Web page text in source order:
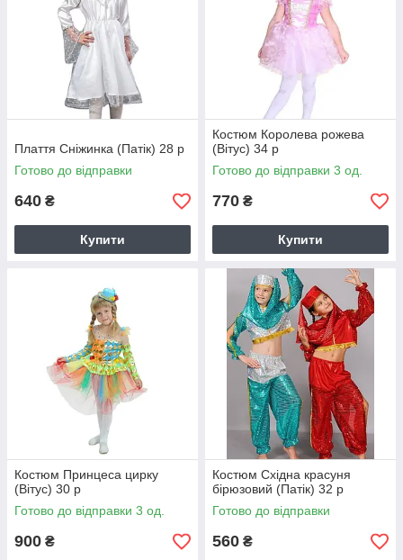
Плаття Сніжинка (Патік) 28 р
Готово до відправки
640 ₴
Купити
Костюм Королева рожева
(Вітус) 34 р
Готово до відправки 3 од.
770 ₴
Купити
Костюм Принцеса цирку
(Вітус) 30 р
Готово до відправки 3 од.
900 ₴
Костюм Східна красуня
бірюзовий (Патік) 32 р
Готово до відправки
560 ₴